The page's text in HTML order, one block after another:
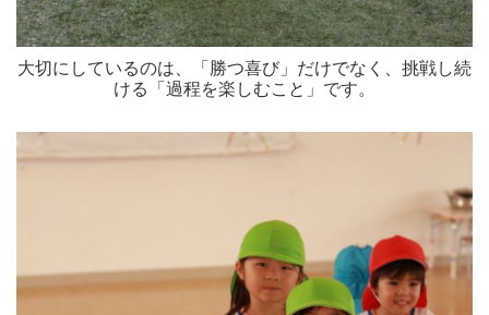
大切にしているのは、「勝つ喜び」だけでなく、挑戦し続
ける「過程を楽しむこと」です。